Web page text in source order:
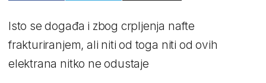
Isto se događa i zbog crpljenja nafte
frakturiranjem, ali niti od toga niti od ovih
elektrana nitko ne odustaje